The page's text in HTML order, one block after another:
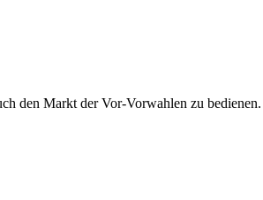
den Markt der Vor-Vorwahlen zu